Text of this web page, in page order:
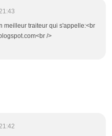
meilleur traiteur qui s'appelle:<br
/>